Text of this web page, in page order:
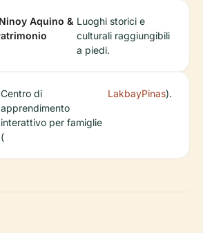
Aquino & Luoghi storici e
culturali raggiungibili
a piedi.
Centro di
apprendimento
interattivo per famiglie
(
LakbayPinas).